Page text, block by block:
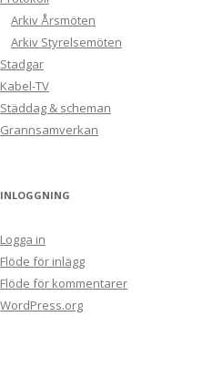
Arkiv Årsmöten
Arkiv Styrelsemöten
Stadgar
Kabel-TV
Städdag & scheman
Grannsamverkan
INLOGGNING
Logga in
Flöde för inlägg
Flöde för kommentarer
WordPress.org